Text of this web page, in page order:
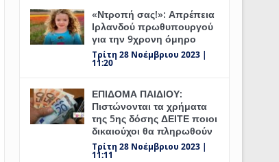
«Ντροπή σας!»: Απρέπεια
Ιρλανδού πρωθυπουργού
για την 9χρονη όμηρο
Τρίτη 28 Νοέμβριου 2023 |
11:20
ΕΠΙΔΟΜΑ ΠΑΙΔΙΟΥ:
Πιστώνονται τα χρήματα
της 5ης δόσης ΔΕΙΤΕ ποιοι
δικαιούχοι θα πληρωθούν
Τρίτη 28 Νοέμβριου 2023 |
11:11